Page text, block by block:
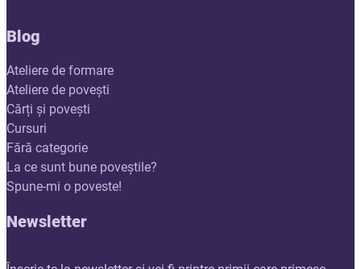
Blog
Ateliere de formare
Ateliere de povești
Cărți și povești
Cursuri
Fără categorie
La ce sunt bune poveștile?
Spune-mi o poveste!
Newsletter